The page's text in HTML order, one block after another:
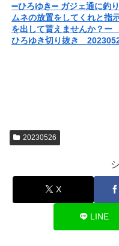
➖ひろゆき➖ ガジェ通に釣
ムネの放置をしてくれと指
を出して貰えませんか？ー
ひろゆき切り抜き
20230526
X
LINE